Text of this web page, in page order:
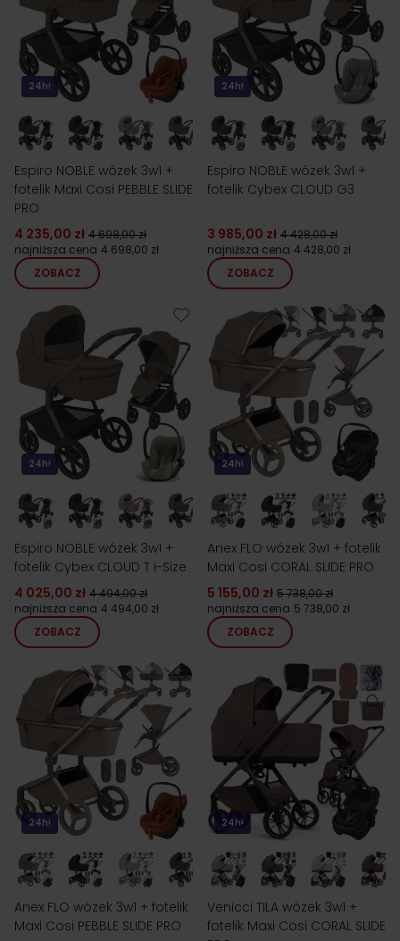
24h!
Espiro NOBLE wózek 3w1 +
fotelik Maxi Cosi PEBBLE SLIDE
PRO
4 235,00 zł 4 698,00 zł
najniższa cena 4 698,00 zł
ZOBACZ
24h!
Espiro NOBLE wózek 3w1 +
fotelik Cybex CLOUD G3
3 985,00 zł 4 428,00 zł
najniższa cena 4 428,00 zł
ZOBACZ
24h!
Espiro NOBLE wózek 3w1 +
fotelik Cybex CLOUD T i-Size
4 025,00 zł 4 494,00 zł
najniższa cena 4 494,00 zł
ZOBACZ
24h!
Anex FLO wózek 3w1 + fotelik
Maxi Cosi CORAL SLIDE PRO
5 155,00 zł 5 738,00 zł
najniższa cena 5 738,00 zł
ZOBACZ
24h!
Anex FLO wózek 3w1 + fotelik
Maxi Cosi PEBBLE SLIDE PRO
24h!
Venicci TILA wózek 3w1 +
fotelik Maxi Cosi CORAL SLIDE